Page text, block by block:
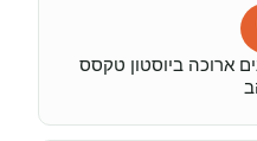
ארוכה ביוסטון טקסס